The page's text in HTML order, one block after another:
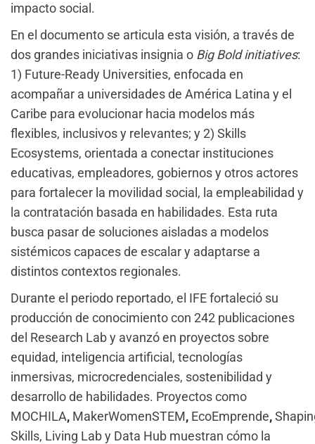
impacto social.
En el documento se articula esta visión, a través de
dos grandes iniciativas insignia o Big Bold initiatives:
1) Future-Ready Universities, enfocada en
acompañar a universidades de América Latina y el
Caribe para evolucionar hacia modelos más
flexibles, inclusivos y relevantes; y 2) Skills
Ecosystems, orientada a conectar instituciones
educativas, empleadores, gobiernos y otros actores
para fortalecer la movilidad social, la empleabilidad y
la contratación basada en habilidades. Esta ruta
busca pasar de soluciones aisladas a modelos
sistémicos capaces de escalar y adaptarse a
distintos contextos regionales.
Durante el periodo reportado, el IFE fortaleció su
producción de conocimiento con 242 publicaciones
del Research Lab y avanzó en proyectos sobre
equidad, inteligencia artificial, tecnologías
inmersivas, microcredenciales, sostenibilidad y
desarrollo de habilidades. Proyectos como
MOCHILA, MakerWomenSTEM, EcoEmprende,
Skills, Living Lab y Data Hub muestran cómo la